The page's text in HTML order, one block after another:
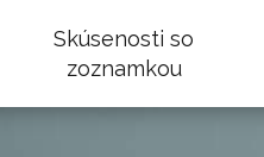
Skúsenosti so
zoznamkou